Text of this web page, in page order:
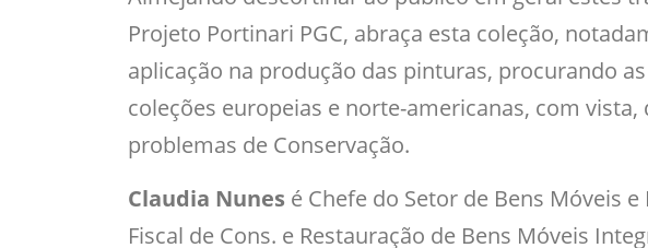
Projeto Portinari PGC, abraça esta coleção,
aplicação na produção das pinturas, procurando
coleções europeias e norte-americanas, com
problemas de Conservação.
Claudia Nunes é Chefe do Setor de Bens Móveis
Fiscal de Cons. e Restauração de Bens Móveis